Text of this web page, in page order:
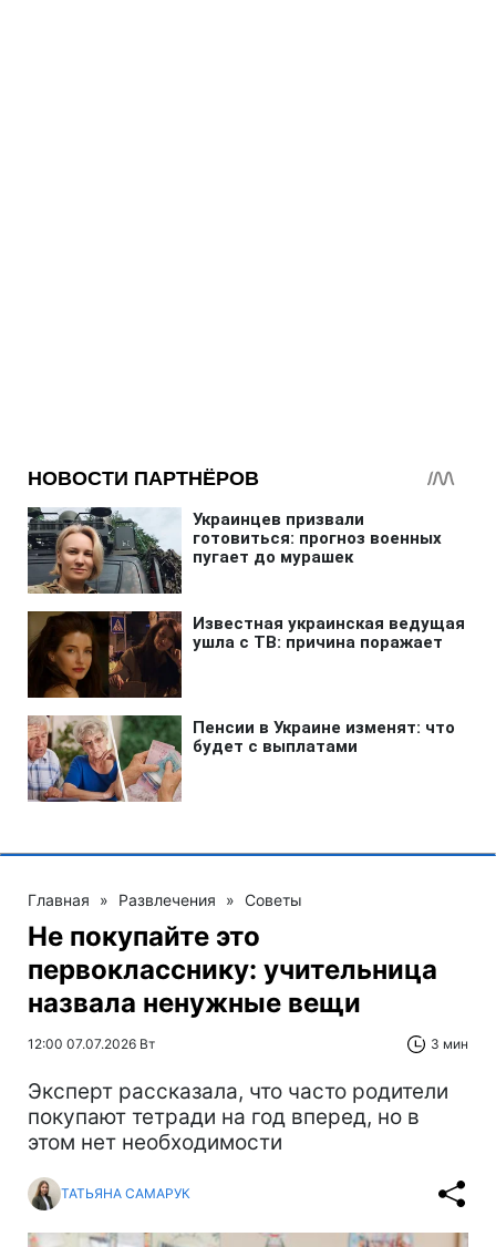
Главная » Развлечения » Советы
Не покупайте это
первокласснику: учительница
назвала ненужные вещи
12:00 07.07.2026 Вт 3 мин
Эксперт рассказала, что часто родители
покупают тетради на год вперед, но в
этом нет необходимости
ТАТЬЯНА САМАРУК